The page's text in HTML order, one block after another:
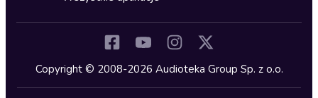
Kryminały
Lektury szkolne
Copyright © 2008-2026 Audioteka Group Sp. z o.o.